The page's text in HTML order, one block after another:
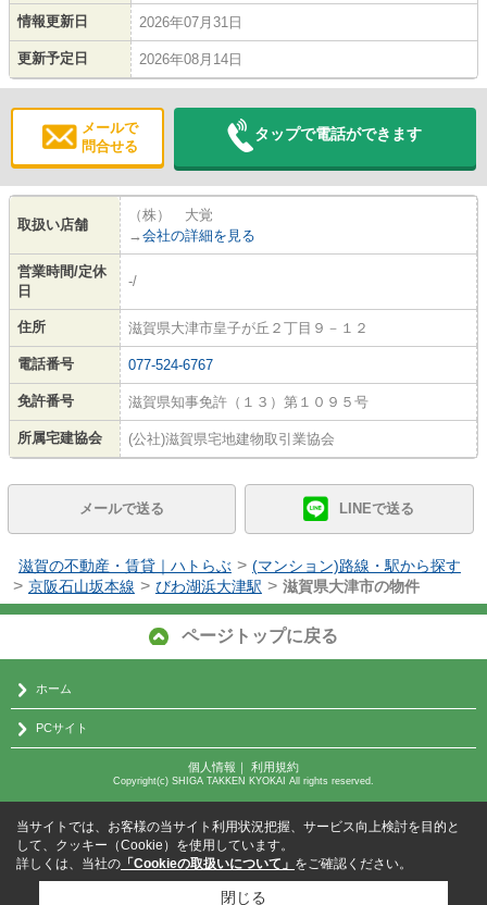
情報更新日 2026年07月31日
更新予定日 2026年08月14日
メールで
問合せる
タップで電話ができます
取扱い店舗
（株） 大覚
→ 会社の詳細を見る
営業時間/定休
日
-/
住所 滋賀県大津市皇子が丘２丁目９－１２
電話番号 077-524-6767
免許番号 滋賀県知事免許（１３）第１０９５号
所属宅建協会 (公社)滋賀県宅地建物取引業協会
メールで送る LINEで送る
滋賀の不動産・賃貸｜ハトらぶ > (マンション)路線・駅から探す
> 京阪石山坂本線 > びわ湖浜大津駅 > 滋賀県大津市の物件
ページトップに戻る
ホーム
PCサイト
個人情報 ｜ 利用規約
Copyright(c) SHIGA TAKKEN KYOKAI All rights reserved.
当サイトでは、お客様の当サイト利用状況把握、サービス向上検討を目的と
して、クッキー（Cookie）を使用しています。
詳しくは、当社の 「Cookieの取扱いについて」 をご確認ください。
閉じる